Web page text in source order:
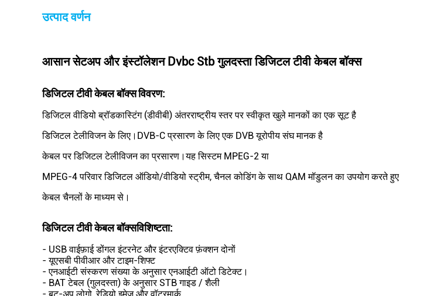
उत्पाद वर्णन
आसान सेटअप और इंस्टॉलेशन Dvbc Stb गुलदस्ता डिजिटल टीवी केबल बॉक्स
डिजिटल टीवी केबल बॉक्सविवरण:
डिजिटल वीडियो ब्रॉडकास्टिंग (डीवीबी) अंतरराष्ट्रीय स्तर पर स्वीकृत खुले मानकों का एक सूट है
डिजिटल टेलीविजन के लिए।DVB-C प्रसारण के लिए एक DVB यूरोपीय संघ मानक है
केबल पर डिजिटल टेलीविजन का प्रसारण।यह सिस्टम MPEG-2 या
MPEG-4 परिवार डिजिटल ऑडियो/वीडियो स्ट्रीम, चैनल कोडिंग के साथ QAM मॉडुलन का उपयोग करते हुए
केबल चैनलों के माध्यम से।
डिजिटल टीवी केबल बॉक्सविशिष्टता:
- USB वाईफ़ाई डोंगल इंटरनेट और इंटरएक्टिव फ़ंक्शन दोनों
- यूएसबी पीवीआर और टाइम-शिफ्ट
- एनआईटी संस्करण संख्या के अनुसार एनआईटी ऑटो डिटेक्ट।
- BAT टेबल (गुलदस्ता) के अनुसार STB गाइड / शैली